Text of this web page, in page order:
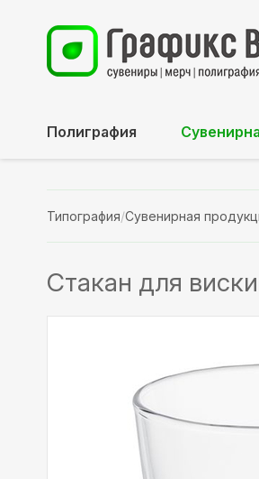
Полиграфия
Типография/Сувенирная
Стакан для